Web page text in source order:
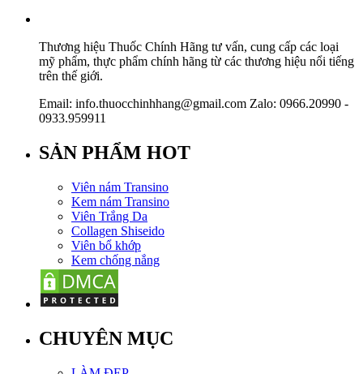
Thương hiệu Thuốc Chính Hãng tư vấn, cung cấp các loại
mỹ phẩm, thực phẩm chính hãng từ các thương hiệu nổi tiếng
trên thế giới.
Email: info.thuocchinhhang@gmail.com Zalo: 0966.20990 -
0933.959911
SẢN PHẨM HOT
Viên nám Transino
Kem nám Transino
Viên Trắng Da
Collagen Shiseido
Viên bổ khớp
Kem chống nắng
CHUYÊN MỤC